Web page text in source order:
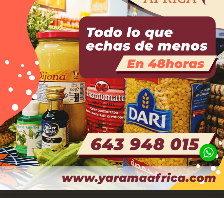
puro. SUNNY ISLE
9,00€
Cera RED ONE WAX RED
3,70€
Champú con crema de
karité CANTU
7,50€